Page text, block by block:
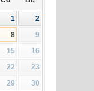
1
2
8
9
15
16
22
23
29
30